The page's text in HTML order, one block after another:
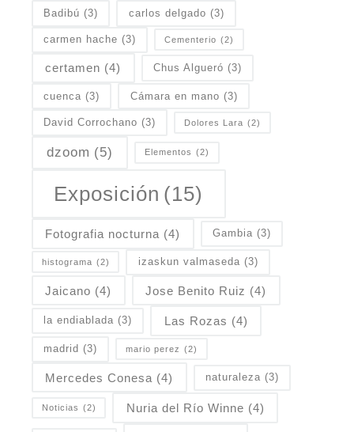
Badibú (3) carlos delgado (3)
carmen hache (3) Cementerio (2)
certamen (4) Chus Algueró (3)
cuenca (3) Cámara en mano (3)
David Corrochano (3) Dolores Lara (2)
dzoom (5) Elementos (2)
Exposición (15)
Fotografia nocturna (4) Gambia (3)
histograma (2) izaskun valmaseda (3)
Jaicano (4) Jose Benito Ruiz (4)
la endiablada (3) Las Rozas (4)
madrid (3) mario perez (2)
Mercedes Conesa (4) naturaleza (3)
Noticias (2) Nuria del Río Winne (4)